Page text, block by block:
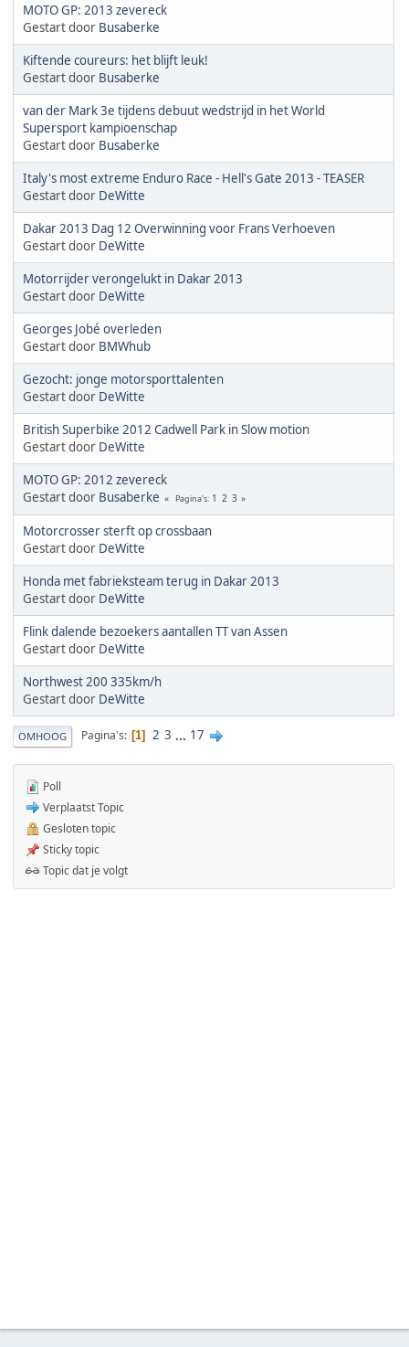
MOTO GP: 2013 zevereck
Gestart door Busaberke
Kiftende coureurs: het blijft leuk!
Gestart door Busaberke
van der Mark 3e tijdens debuut wedstrijd in het World
Supersport kampioenschap
Gestart door Busaberke
Italy's most extreme Enduro Race - Hell's Gate 2013 - TEASER
Gestart door DeWitte
Dakar 2013 Dag 12 Overwinning voor Frans Verhoeven
Gestart door DeWitte
Motorrijder verongelukt in Dakar 2013
Gestart door DeWitte
Georges Jobé overleden
Gestart door BMWhub
Gezocht: jonge motorsporttalenten
Gestart door DeWitte
British Superbike 2012 Cadwell Park in Slow motion
Gestart door DeWitte
MOTO GP: 2012 zevereck
Gestart door Busaberke Pagina's 1 2 3
Motorcrosser sterft op crossbaan
Gestart door DeWitte
Honda met fabrieksteam terug in Dakar 2013
Gestart door DeWitte
Flink dalende bezoekers aantallen TT van Assen
Gestart door DeWitte
Northwest 200 335km/h
Gestart door DeWitte
OMHOOG Pagina's 1 2 3 ... 17
Poll
Verplaatst Topic
Gesloten topic
Sticky topic
Topic dat je volgt